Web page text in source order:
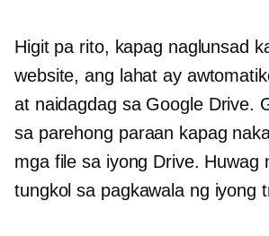
Higit pa rito, kapag naglunsad
website, ang lahat ay
at naidagdag sa Google Drive.
sa parehong paraan kapag
mga file sa iyong Drive. Huwag
tungkol sa pagkawala ng iyong